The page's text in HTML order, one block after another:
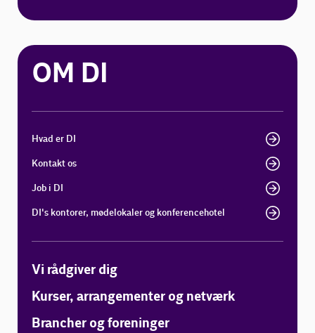
OM DI
Hvad er DI
Kontakt os
Job i DI
DI's kontorer, mødelokaler og konferencehotel
Vi rådgiver dig
Kurser, arrangementer og netværk
Brancher og foreninger